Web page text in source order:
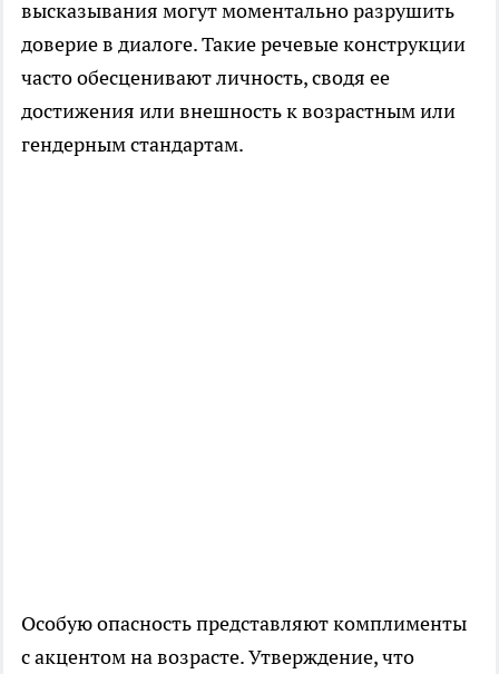
высказывания могут моментально разрушить
доверие в диалоге. Такие речевые конструкции
часто обесценивают личность, сводя ее
достижения или внешность к возрастным или
гендерным стандартам.
Особую опасность представляют комплименты
с акцентом на возрасте. Утверждение, что